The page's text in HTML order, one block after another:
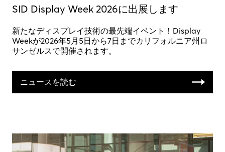
SID Display Week 2026に出展します
新たなディスプレイ技術の最先端イベント！Display
Weekが2026年5月5日から7日までカリフォルニア州ロ
サンゼルスで開催されます。
ニュースを読む